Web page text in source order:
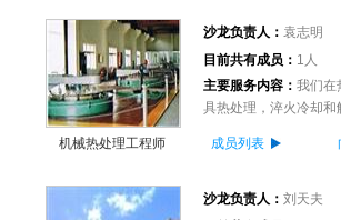
沙龙负责人： 袁志明
目前共有成员： 1人
主要服务内容： 我们在
具热处理，淬火冷却
机械热处理工程师 成员列表
沙龙负责人： 刘天夫